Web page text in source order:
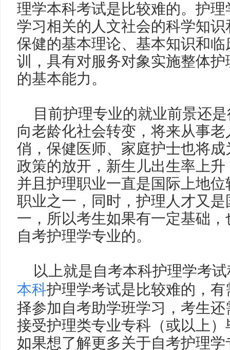
理学本科考试是比较难的。护
学习相关的人文社会的科学知
保健的基本理论、基本知识和
训，具有对服务对象实施整体
的基本能力。
目前护理专业的就业前景还
向老龄化社会转变，将来从事
俏，保健医师、家庭护士也将
政策的放开，新生儿出生率上
并且护理职业一直是国际上地
职业之一，同时，护理人才又
一，所以考生如果有一定基础
自考护理学专业的。
以上就是自考本科护理学考
本科护理学考试是比较难的，
择参加自考助学班学习，考生
接受护理类专业专科（或以上
如果想了解更多关于自考护理